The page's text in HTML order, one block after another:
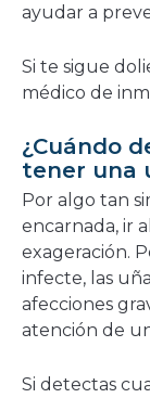
ayudar a
Si te sigue
médico de
¿Cuándo
tener una
Por algo tan
encarnada, ir
exageración.
infecte, las
afecciones
atención de
Si detectas